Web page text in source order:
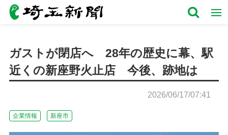
ガストが閉店へ 28年の歴史に幕、駅
近くの新座野火止店 今後、跡地は
2026/06/17/07:41
企業情報 新座市